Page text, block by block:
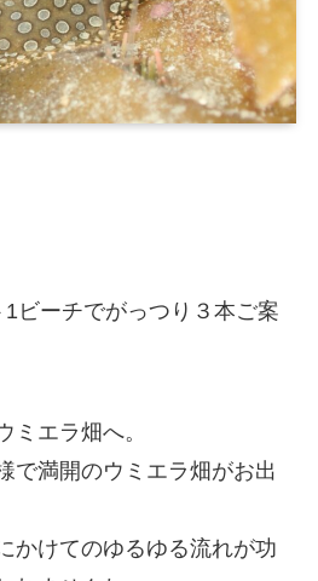
ビーチでがっつり３本ご案
ミエラ畑へ。
で満開のウミエラ畑がお出
かけてのゆるゆる流れが功